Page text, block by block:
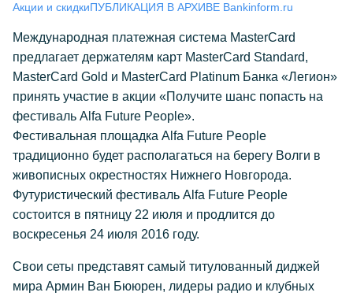
Акции и скидкиПУБЛИКАЦИЯ В АРХИВЕ Bankinform.ru
Международная платежная система MasterCard
предлагает держателям карт MasterCard Standard,
MasterCard Gold и MasterCard Platinum Банка «Легион»
принять участие в акции «Получите шанс попасть на
фестиваль Alfa Future People».
Фестивальная площадка Alfa Future People
традиционно будет располагаться на берегу Волги в
живописных окрестностях Нижнего Новгорода.
Футуристический фестиваль Alfa Future People
состоится в пятницу 22 июля и продлится до
воскресенья 24 июля 2016 году.
Свои сеты представят самый титулованный диджей
мира Армин Ван Бююрен, лидеры радио и клубных